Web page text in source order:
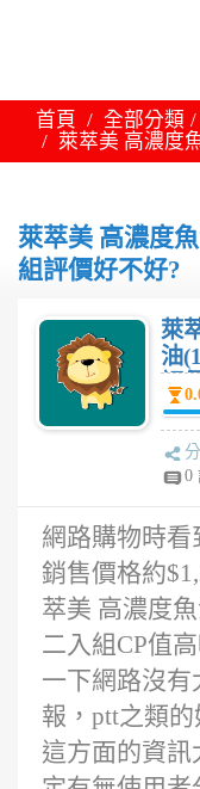
首頁 全部分類
萊萃美 高濃度
萊萃美 高濃度
組評價好不好?
萊
油
評
0
網路購物時看
銷售價格約
萃美 高濃度
二入組CP值
一下網路沒有
報，ptt之類
這方面的資訊